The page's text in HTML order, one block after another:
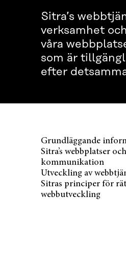
Sitra’s
verksamhet
våra
som är
efter
Grundläggande
Sitra’s webbplatser
kommunikation
Utveckling av
Sitras principer för
webbutveckling